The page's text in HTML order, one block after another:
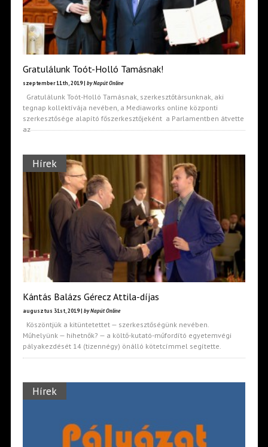
Gratulálunk Toót-Holló Tamásnak!
szeptember 11th, 2019 | by Napút Online
Gratulálunk Toót-Holló Tamásnak, szerkesztőtársunknak, aki
tegnap kollektívája nevében, a Mediaworks online központi
szerkesztősége alapító főszerkesztőjeként a Parlamentben átvette
az
Hírek
Kántás Balázs Gérecz Attila-díjas
augusztus 31st, 2019 | by Napút Online
Köszöntjük a kitüntetettet — szerkesztőségünk nevében.
Műhelyünk — hihetnők? — a költő-kutató-műfordító egyetemvégi
pályakezdését 14 (tizennégy) önálló kötetcímmel segítette.
Hírek